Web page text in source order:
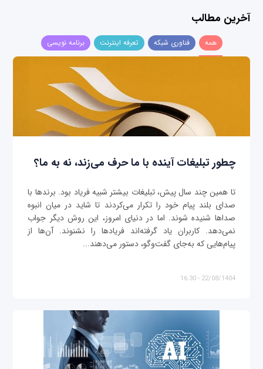
آخرین مطالب
همه فناوری شبکه تعرفه اینترنت برنامه نویسی
چطور تبلیغات آینده با ما حرف می‌زند، نه به ما؟
تا همین چند سال پیش، تبلیغات بیشتر شبیه فریاد بود. برندها با
صدای بلند پیام خود را تکرار می‌کردند تا شاید در میان انبوه
صداها شنیده شوند. اما در دنیای امروز، این روش دیگر جواب
نمی‌دهد. کاربران یاد گرفته‌اند فریادها را نشنوند. آن‌ها از
پیام‌هایی که به‌جای گفت‌وگو، دستور می‌دهند...
22/08/1404 - 16:30